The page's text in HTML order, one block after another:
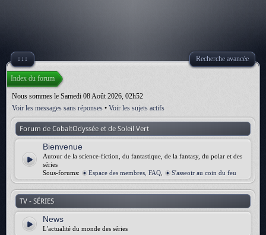
↓↓↓ Recherche avancée
Index du forum
Nous sommes le Samedi 08 Août 2026, 02h52
Voir les messages sans réponses • Voir les sujets actifs
Forum de CobaltOdyssée et de Soleil Vert
Bienvenue
Autour de la science-fiction, du fantastique, de la fantasy, du polar et des
séries
Sous-forums:
Espace des membres, FAQ S'asseoir au coin du feu
TV - SÉRIES
News
L'actualité du monde des séries